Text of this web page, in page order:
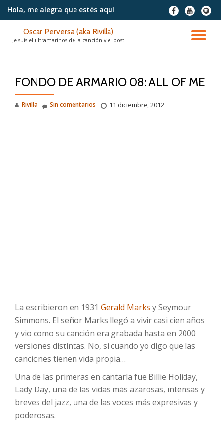
contenido
Hola, me alegra que estés aquí
fa-
facebook
fa-
youtube
fa-
spotify
Oscar Perversa (aka Rivilla)
Je suis el ultramarinos de la canción y el post
FONDO DE ARMARIO 08: ALL OF ME
Rivilla 11 diciembre, 2012
Sin comentarios
La escribieron en 1931 Gerald Marks y Seymour
Simmons. El señor Marks llegó a vivir casi cien años
y vio como su canción era grabada hasta en 2000
versiones distintas. No, si cuando yo digo que las
canciones tienen vida propia…
Una de las primeras en cantarla fue Billie Holiday,
Lady Day, una de las vidas más azarosas, intensas y
breves del jazz, una de las voces más expresivas y
poderosas.